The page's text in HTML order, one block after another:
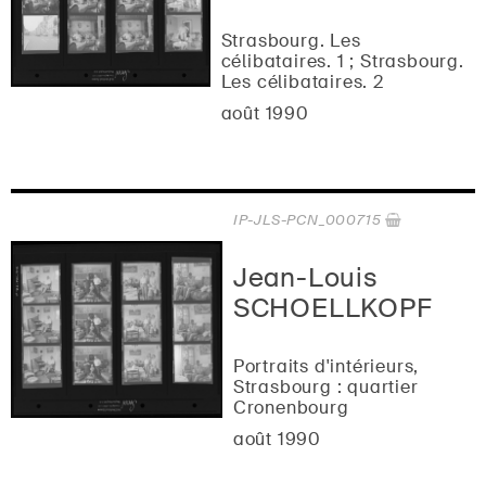
Strasbourg. Les
célibataires. 1 ; Strasbourg.
Les célibataires. 2
août 1990
Jean-Louis
SCHOELLKOPF
Portraits d'intérieurs,
Strasbourg : quartier
Cronenbourg
août 1990
IP-JLS-PCN_000715